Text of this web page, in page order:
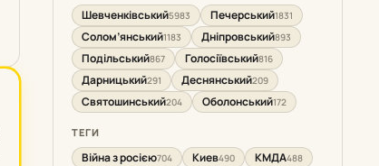
Шевченківський5983 Печерський1831
Солом’янський1183 Дніпровський893
Подільський867 Голосіївський816
Дарницький291 Деснянський209
Святошинський204 Оболонський172
ТЕГИ
Війна з росією704 Киев490 КМДА488